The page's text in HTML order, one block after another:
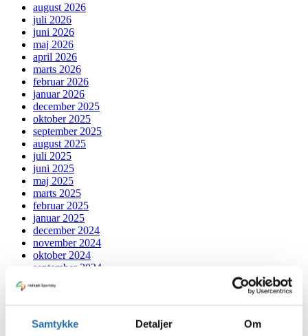
Samtykke Detaljer Om
august 2026
juli 2026
juni 2026
maj 2026
april 2026
marts 2026
februar 2026
januar 2026
december 2025
oktober 2025
september 2025
august 2025
juli 2025
juni 2025
maj 2025
marts 2025
februar 2025
januar 2025
december 2024
november 2024
oktober 2024
september 2024
maj 2024
april 2024
marts 2024